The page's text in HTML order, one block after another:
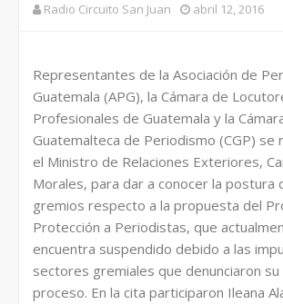
Radio Circuito San Juan abril 12, 2016
Representantes de la Asociación de
Guatemala (APG), la Cámara de
Profesionales de Guatemala y la
Guatemalteca de Periodismo (CGP) se
el Ministro de Relaciones Exteriores,
Morales, para dar a conocer la postura
gremios respecto a la propuesta del
Protección a Periodistas, que
encuentra suspendido debido a las
sectores gremiales que denunciaron su
proceso. En la cita participaron Ileana